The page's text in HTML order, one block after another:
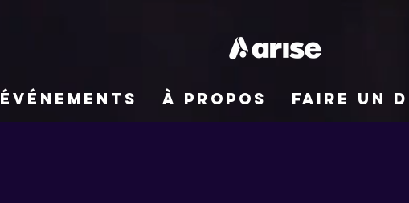
ÉVÉNEMENTS À PROPOS FAIRE UN